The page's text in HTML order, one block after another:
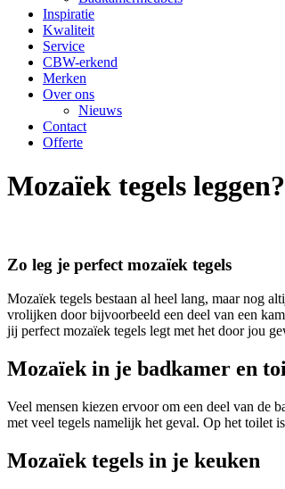
Inspiratie
Kwaliteit
Service
CBW-erkend
Merken
Over ons
Nieuws
Contact
Offerte
Mozaïek tegels
Zo leg je perfect mozaïek tegels
Mozaïek tegels bestaan al heel lang, maar nog
vrolijken door bijvoorbeeld een deel van een
jij perfect mozaïek tegels legt met het door jou
Mozaïek in je badkamer en
Veel mensen kiezen ervoor om een deel van de
met veel tegels namelijk het geval. Op het toilet
Mozaïek tegels in je keuken